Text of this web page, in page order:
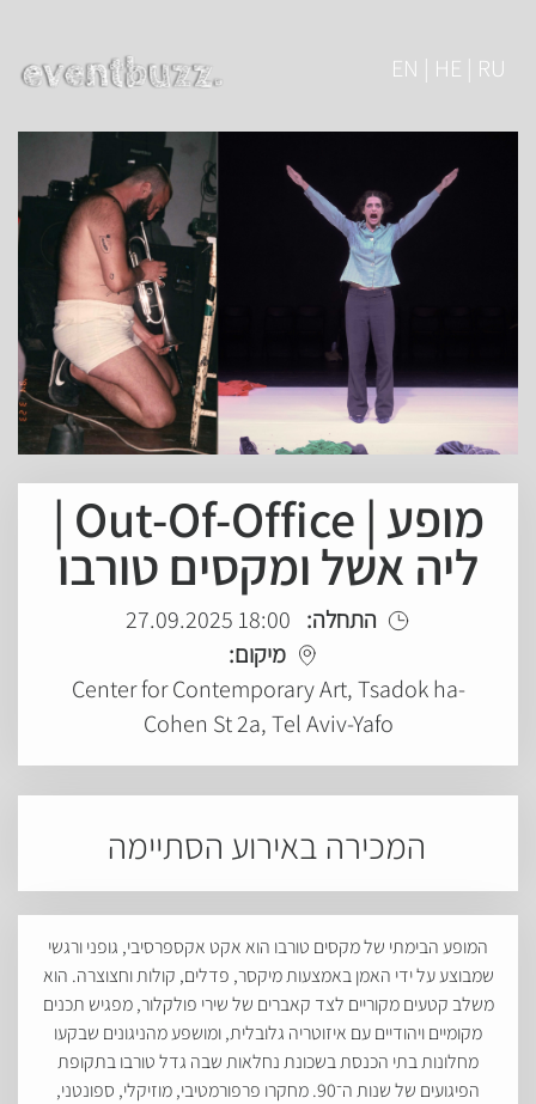
EN | HE | RU
מופע | Out-Of-Office |
ליה אשל ומקסים טורבו
התחלה: 18:00 27.09.2025
מיקום:
Center for Contemporary Art, Tsadok ha-
Cohen St 2a, Tel Aviv-Yafo
המכירה באירוע הסתיימה
המופע הבימתי של מקסים טורבו הוא אקט אקספרסיבי, גופני ורגשי
שמבוצע על ידי האמן באמצעות מיקסר, פדלים, קולות וחצוצרה. הוא
משלב קטעים מקוריים לצד קאברים של שירי פולקלור, מפגיש תכנים
מקומיים ויהודיים עם איזוטריה גלובלית, ומושפע מהניגונים שבקעו
מחלונות בתי הכנסת בשכונת נחלאות שבה גדל טורבו בתקופת
הפיגועים של שנות ה־90. מחקרו פרפורמטיבי, מוזיקלי, ספונטני,